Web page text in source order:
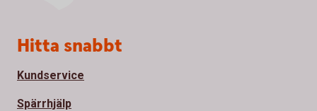
Sidfot
Hitta snabbt
Kundservice
Spärrhjälp